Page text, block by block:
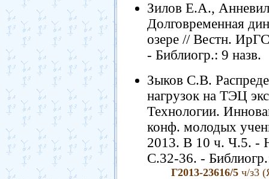
Зилов Е.А.,
Долговременная
озере // Вестн.
- Библиогр.: 9 назв.
Зыков С.В.
нагрузок на ТЭЦ
Технологии.
конф. молодых
2013. В 10 ч. Ч.5. -
С.32-36. -
Г2013-23616/5 ч/з3